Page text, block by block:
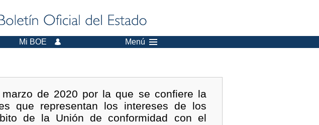
Mi BOE Menú
de 2020 por la que se confiere la
que representan los intereses de los
de la Unión de conformidad con el